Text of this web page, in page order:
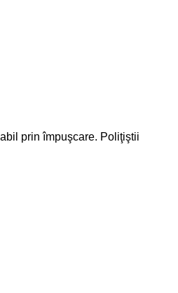
prin împuşcare. Poliţiştii